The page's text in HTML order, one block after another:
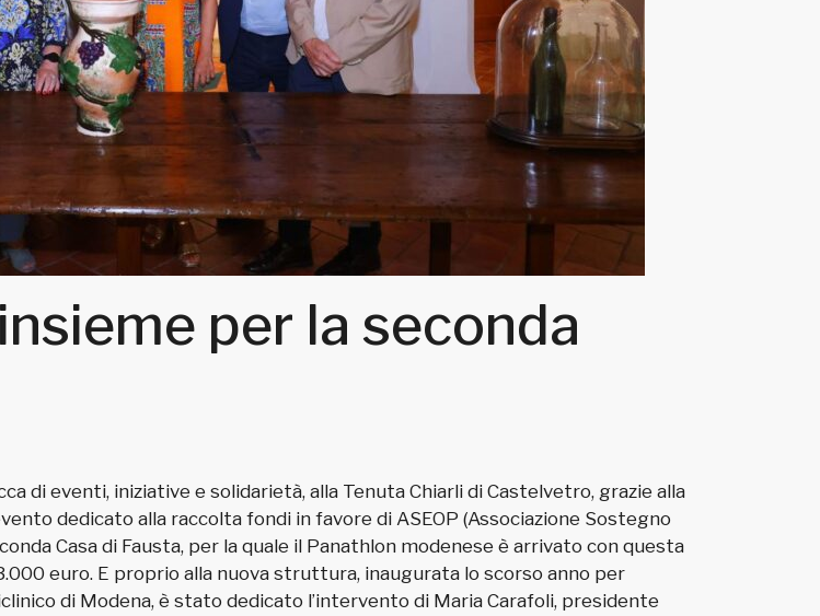
per la seconda
di eventi, iniziative e solidarietà, alla Tenuta Chiarli di Castelvetro, grazie alla
dedicato alla raccolta fondi in favore di ASEOP (Associazione Sostegno
Casa di Fausta, per la quale il Panathlon modenese è arrivato con questa
euro. E proprio alla nuova struttura, inaugurata lo scorso anno per
di Modena, è stato dedicato l’intervento di Maria Carafoli, presidente